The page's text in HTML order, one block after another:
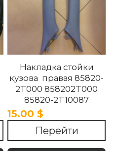
Накладка стойки
кузова правая 85820-
2T000 858202T000
85820-2T10087
858202T10087 85820-
2T100UP
858202T100UP Kia
Optima 2010 -2015
15.00 $
Перейти